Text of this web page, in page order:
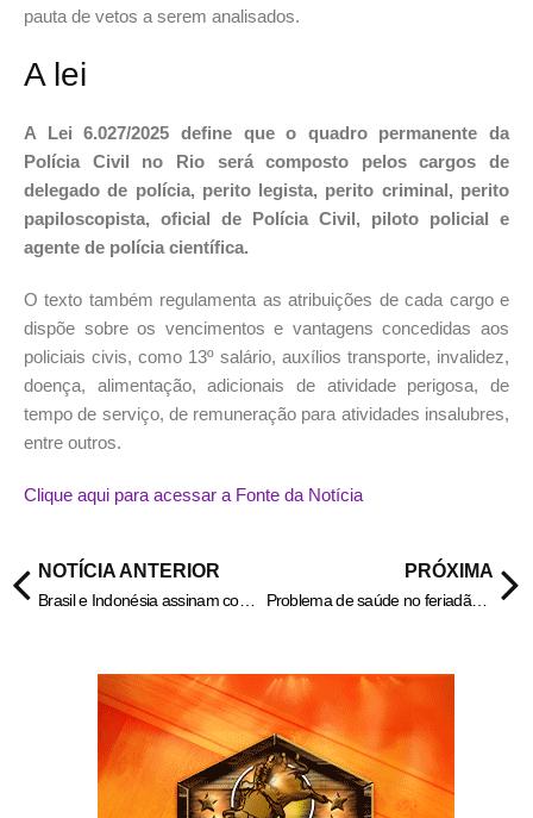
pauta de vetos a serem analisados.
A lei
A Lei 6.027/2025 define que o quadro permanente da
Polícia Civil no Rio será composto pelos cargos de
delegado de polícia, perito legista, perito criminal, perito
papiloscopista, oficial de Polícia Civil, piloto policial e
agente de polícia científica.
O texto também regulamenta as atribuições de cada cargo e
dispõe sobre os vencimentos e vantagens concedidas aos
policiais civis, como 13º salário, auxílios transporte, invalidez,
doença, alimentação, adicionais de atividade perigosa, de
tempo de serviço, de remuneração para atividades insalubres,
entre outros.
Clique aqui para acessar a Fonte da Notícia
NOTÍCIA ANTERIOR
Brasil e Indonésia assinam comunicado e citam potencial de parcerias
PRÓXIMA
Problema de saúde no feriadão? Saiba como funcionam os hospitais e demais unidades – Portal Goiás